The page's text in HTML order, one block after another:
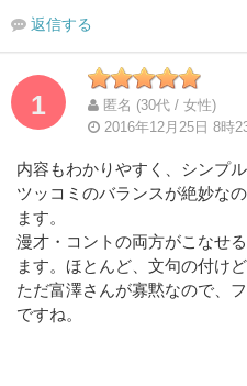
返信する
1
匿名 (30代 / 女性)
2016年12月25日 8時
内容もわかりやすく、シンプ
ツッコミのバランスが絶妙な
ます。
漫才・コントの両方がこなせ
ます。ほとんど、文句の付け
ただ富澤さんが寡黙なので、
ですね。